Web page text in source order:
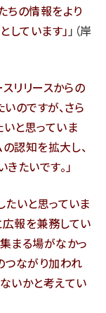
ちの情報をより
しています 」（岸
リリースからの
のですが、さら
と思っていま
の認知を拡大し、
たいです。
いと思っていま
報を兼務してい
まる場がなかっ
つながり加われ
いかと考えてい